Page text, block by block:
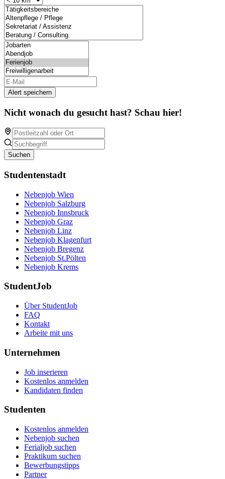
Alert speichern
Nicht wonach du gesucht hast? Schau hier!
Suchen
Studentenstadt
Nebenjob Wien
Nebenjob Salzburg
Nebenjob Innsbruck
Nebenjob Graz
Nebenjob Linz
Nebenjob Klagenfurt
Nebenjob Bregenz
Nebenjob St.Pölten
Nebenjob Krems
StudentJob
Über StudentJob
FAQ
Kontakt
Arbeite mit uns
Unternehmen
Job inserieren
Kostenlos anmelden
Kandidaten finden
Studenten
Kostenlos anmelden
Nebenjob suchen
Ferialjob suchen
Praktikum suchen
Bewerbungstipps
Partner